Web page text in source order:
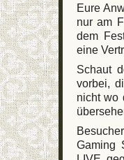
Eure
nur am
dem
eine
Schaut
vorbei,
nicht wo
Gaming